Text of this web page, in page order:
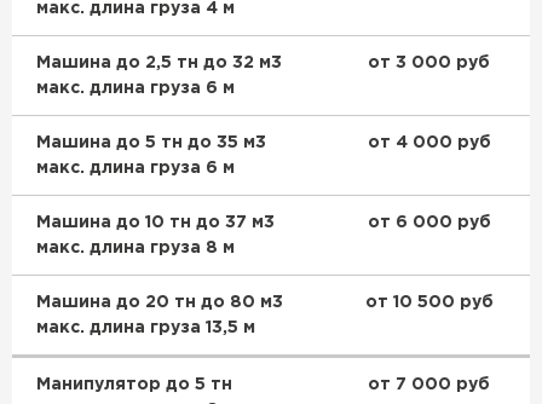
макс. длина груза 4 м
Машина до 2,5 тн до 32 м3
макс. длина груза 6 м
от 3 000 руб
Машина до 5 тн до 35 м3
макс. длина груза 6 м
от 4 000 руб
Машина до 10 тн до 37 м3
макс. длина груза 8 м
от 6 000 руб
Машина до 20 тн до 80 м3
макс. длина груза 13,5 м
от 10 500 руб
Манипулятор до 5 тн
от 7 000 руб